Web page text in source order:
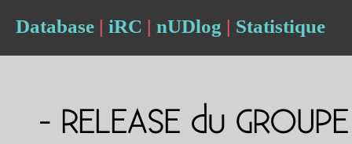
Database | iRC | nUDlog | Statistique
- RELEASE du